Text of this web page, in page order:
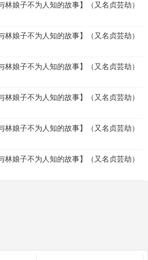
林娘子不为人知的故事】（又名贞芸劫）
林娘子不为人知的故事】（又名贞芸劫）
林娘子不为人知的故事】（又名贞芸劫）
林娘子不为人知的故事】（又名贞芸劫）
林娘子不为人知的故事】（又名贞芸劫）
林娘子不为人知的故事】（又名贞芸劫）